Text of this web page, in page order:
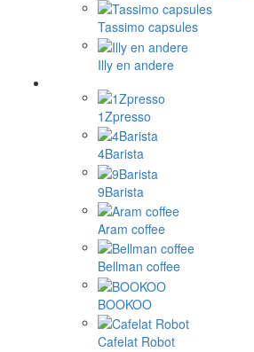
Tassimo capsules
Illy en andere
1Zpresso
4Barista
9Barista
Aram coffee
Bellman coffee
BOOKOO
Cafelat Robot